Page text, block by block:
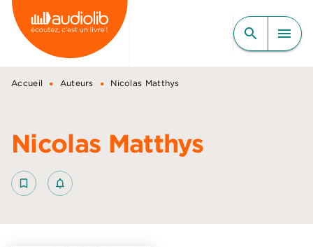
MENU RECHERCHE
CONTENU
PIED DE PAGE
search menu
Accueil • Auteurs • Nicolas Matthys
Nicolas Matthys
bookmark_border notifications_none_outlined